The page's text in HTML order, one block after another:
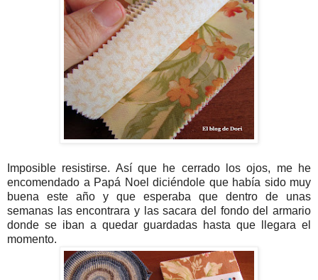
Imposible resistirse. Así que he cerrado los ojos, me he
encomendado a Papá Noel diciéndole que había sido muy
buena este año y que esperaba que dentro de unas
semanas las encontrara y las sacara del fondo del armario
donde se iban a quedar guardadas hasta que llegara el
momento.